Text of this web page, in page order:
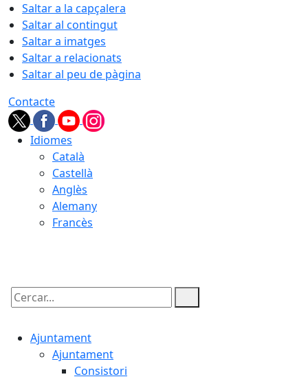
Saltar a la capçalera
Saltar al contingut
Saltar a imatges
Saltar a relacionats
Saltar al peu de pàgina
Contacte
Idiomes
Català
Castellà
Anglès
Alemany
Francès
Cercar:
Ajuntament
Ajuntament
Consistori